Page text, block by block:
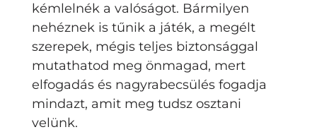
kémlelnék a valóságot. Bármilyen
nehéznek is tűnik a játék, a megélt
szerepek, mégis teljes biztonsággal
mutathatod meg önmagad, mert
elfogadás és nagyrabecsülés fogadja
mindazt, amit meg tudsz osztani
velünk.